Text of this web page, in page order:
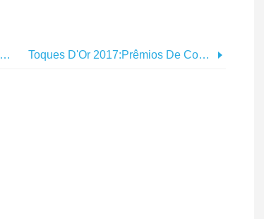
O Melhor Dos Bares De Coquetéis Dos EUA Em Atenas Por Uma Noite Toques D'Or 2017:Prêmios De Cozinha Grega